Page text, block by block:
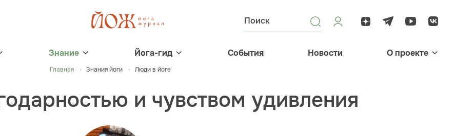
Знание Йога-гид События Новости О проекте
Главная Знания йоги Люди в йоге
и чувством удивления